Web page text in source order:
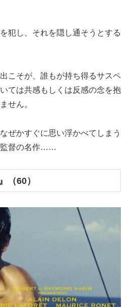
犯し、それを隠し通そうとする
こそが、誰もが持ち得るサスペ
ては共感もしくは反感の念を抱
せん。
ぜかすぐに思い浮かべてしまう
監督の名作……
（60）